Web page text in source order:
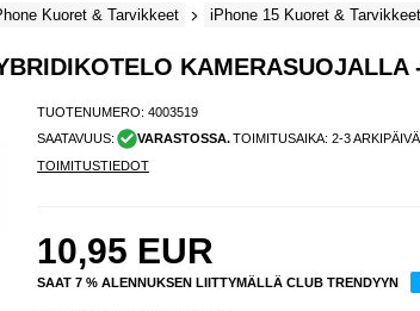
Kuoret & Tarvikkeet iPhone 15 Kuoret & Tarvikkeet
KAMERASUOJALLA
TUOTENUMERO:4003519
SAATAVUUS:
VARASTOSSA.TOIMITUSAIKA: 2-3
TOIMITUSTIEDOT
10,95 EUR
SAAT 7 % ALENNUKSEN LIITTYMÄLLÄ CLUB TRENDYYN